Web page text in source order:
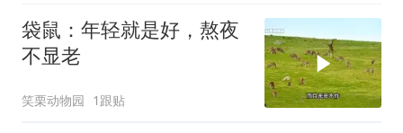
袋鼠：年轻就是好，熬夜
不显老
笑栗动物园 1跟贴